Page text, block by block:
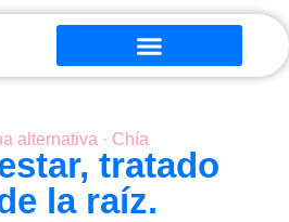
alternativa · Chía
tratado
la raíz.